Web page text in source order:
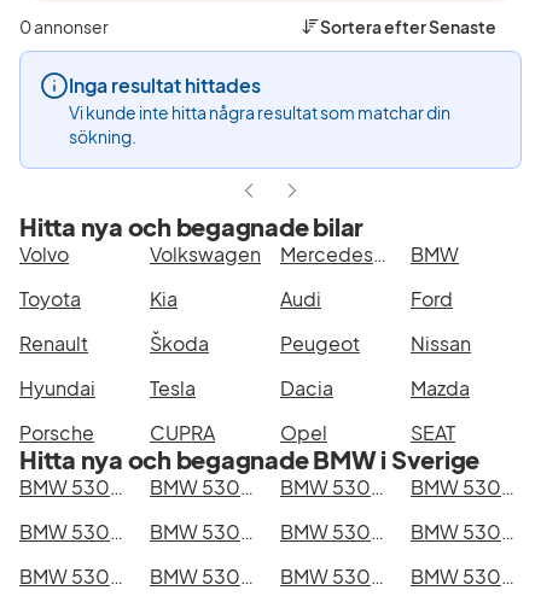
0 annonser Sortera efterSenaste
Inga resultat hittades
Vi kunde inte hitta några resultat som matchar din
sökning.
Hitta nya och begagnade bilar
Volvo Volkswagen Mercedes-Benz
BMW
Toyota
Kia Audi
Ford
Renault
Škoda Peugeot
Nissan
Hyundai
Tesla Dacia
Mazda
Porsche
CUPRA Opel SEAT
Hitta nya och begagnade BMW i Sverige
BMW 530d xDrive GT i Stockholm BMW 530d xDrive GT i Göteborg BMW 530d xDrive GT i Helsingborg
BMW 530d xDrive GT i Jönköping
BMW 530d xDrive GT i Malmö
BMW 530d xDrive GT i Örebro BMW 530d xDrive GT i Norrköping
BMW 530d xDrive GT i Linköping
BMW 530d xDrive GT i Uppsala
BMW 530d xDrive GT i Västerås BMW 530d xDrive GT i Halmstad
BMW 530d xDrive GT i Växjö